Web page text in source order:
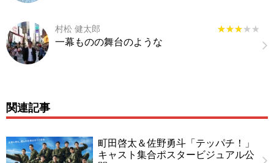
村松 健太郎 ★★★★★
★★★★★
一幕ものの舞台のような
関連記事
町田啓太＆佐野勇斗「テッパチ！」
キャスト集合ポスタービジュアル公